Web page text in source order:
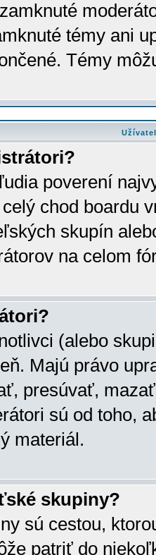
témy ani
Témy
poverení
chod boardu
skupín
na celom
(alebo
Majú právo
presúvať,
sú od toho,
materiál.
skupiny?
sú cestou,
patriť do